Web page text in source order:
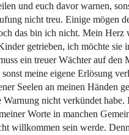
und euch davor warnen,
nicht treu. Einige mögen
das bin ich nicht. Mein Herz
getrieben, ich möchte sie
ein treuer Wächter auf den
meine eigene Erlösung
Seelen an meinen Händen
nicht verkündet habe.
Worte in manchen
willkommen sein werde.